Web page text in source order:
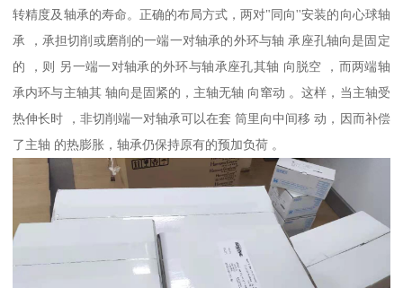
转精度及轴承的寿命。正确的布局方式，两对"同向''安装的向心球轴
承 ，承担切削或磨削的一端一对轴承的外环与轴 承座孔轴向是固定
的 ，则 另一端一对轴承的外环与轴承座孔其轴 向脱空 ，而两端轴
承内环与主轴其 轴向是固紧的，主轴无轴 向窜动 。这样，当主轴受
热伸长时 ，非切削端一对轴承可以在套 筒里向中间移 动，因而补偿
了主轴 的热膨胀，轴承仍保持原有的预加负荷 。